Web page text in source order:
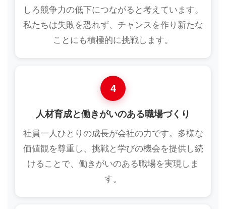
しろ競争力の低下につながると考えています。
私たちは失敗を恐れず、チャンスを作り新たな
ことにも積極的に挑戦します。
4
人材育成と働きがいのある職場づくり
社員一人ひとりの成長が会社の力です。多様な
価値観を尊重し、挑戦と学びの機会を提供し続
けることで、働きがいのある職場を実現しま
す。